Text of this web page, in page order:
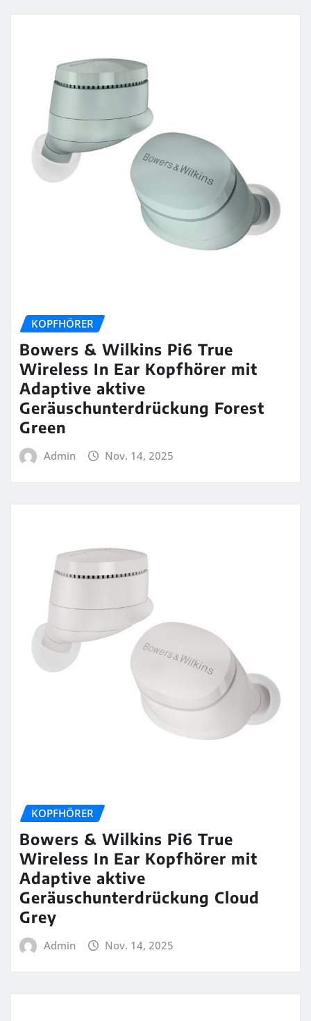
KOPFHÖRER
Bowers & Wilkins Pi6 True
Wireless In Ear Kopfhörer mit
Adaptive aktive
Geräuschunterdrückung Forest
Green
Admin Nov. 14, 2025
KOPFHÖRER
Bowers & Wilkins Pi6 True
Wireless In Ear Kopfhörer mit
Adaptive aktive
Geräuschunterdrückung Cloud
Grey
Admin Nov. 14, 2025